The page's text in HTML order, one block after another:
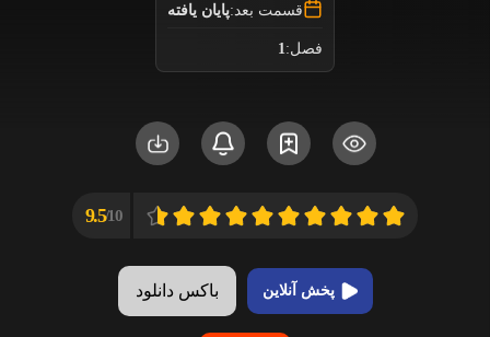
قسمت بعد:پایان یافته
فصل:1
10/
9.5
پخش آنلاین باکس دانلود